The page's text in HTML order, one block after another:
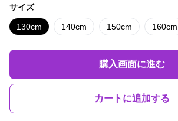
サイズ
130cm 140cm 150cm 160cm
購入画面に進む
カートに追加する